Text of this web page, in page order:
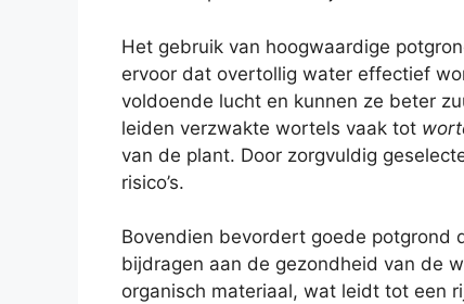
Het gebruik van hoogwaardige
ervoor dat overtollig water effectief
voldoende lucht en kunnen ze beter
leiden verzwakte wortels vaak tot
van de plant. Door zorgvuldig
risico’s.
Bovendien bevordert goede potgrond
bijdragen aan de gezondheid van de
organisch materiaal, wat leidt tot een